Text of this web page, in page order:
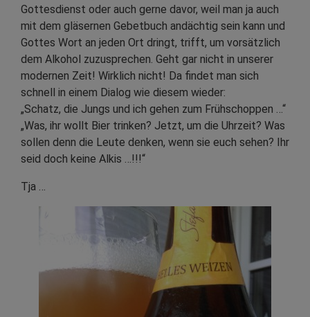
Gottesdienst oder auch gerne davor, weil man ja auch
mit dem gläsernen Gebetbuch andächtig sein kann und
Gottes Wort an jeden Ort dringt, trifft, um vorsätzlich
dem Alkohol zuzusprechen. Geht gar nicht in unserer
modernen Zeit! Wirklich nicht! Da findet man sich
schnell in einem Dialog wie diesem wieder:
„Schatz, die Jungs und ich gehen zum Frühschoppen …“
„Was, ihr wollt Bier trinken? Jetzt, um die Uhrzeit? Was
sollen denn die Leute denken, wenn sie euch sehen? Ihr
seid doch keine Alkis …!!!“
Tja …